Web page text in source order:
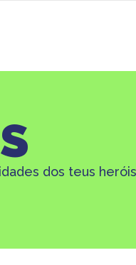
dos teus